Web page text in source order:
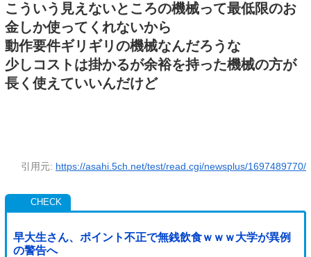
こういう見えないところの機械って最低限のお
金しか使ってくれないから
動作要件ギリギリの機械なんだろうな
少しコストは掛かるが余裕を持った機械の方が
長く使えていいんだけど
引用元: https://asahi.5ch.net/test/read.cgi/newsplus/1697489770/
早大生さん、ポイント不正で無銭飲食ｗｗｗ大学が異例
の警告へ